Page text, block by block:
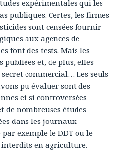
expérimentales qui les
publiques. Certes, les firmes
sont censées fournir
aux agences de
font des tests. Mais les
publiées et, de plus, elles
commercial… Les seuls
pu évaluer sont des
et si controversées
de nombreuses études
dans les journaux
exemple le DDT ou le
en agriculture.